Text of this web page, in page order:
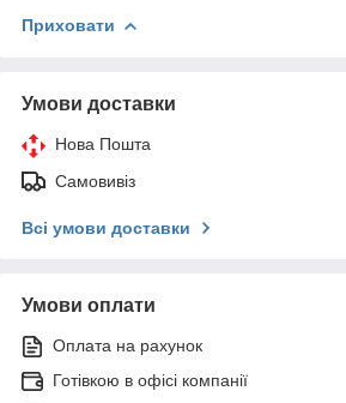
Приховати
Умови доставки
Нова Пошта
Самовивіз
Всі умови доставки
Умови оплати
Оплата на рахунок
Готівкою в офісі компанії